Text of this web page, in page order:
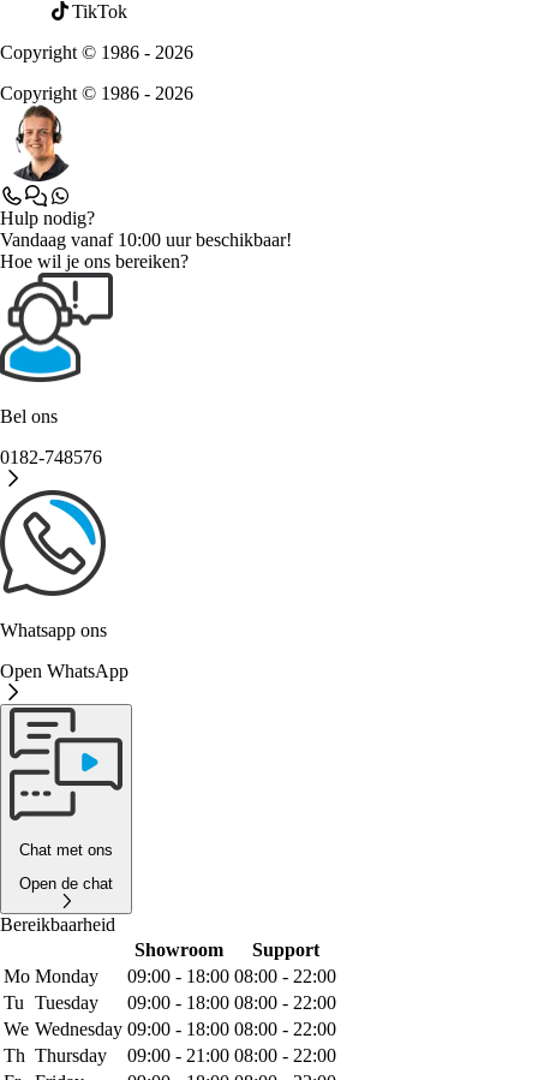
TikTok
Copyright © 1986 - 2026
Copyright © 1986 - 2026
Hulp nodig?
Vandaag vanaf 10:00 uur beschikbaar!
Hoe wil je ons bereiken?
Bel ons
0182-748576
Whatsapp ons
Open WhatsApp
Chat met ons
Open de chat
Bereikbaarheid
Showroom
Support
Mo Monday 09:00 - 18:00 08:00 - 22:00
Tu Tuesday 09:00 - 18:00 08:00 - 22:00
We Wednesday 09:00 - 18:00 08:00 - 22:00
Th Thursday 09:00 - 21:00 08:00 - 22:00